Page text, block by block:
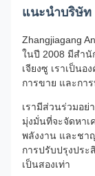
แนะนำบริษัท
Zhangjiagang
ในปี 2008 มีสำนั
เจียงซู เราเป็น
การขาย และกา
เรามีส่วนร่วมอ
มุ่งมั่นที่จะจัดหา
พลังงาน และชา
การปรับปรุงปร
เป็นสองเท่า